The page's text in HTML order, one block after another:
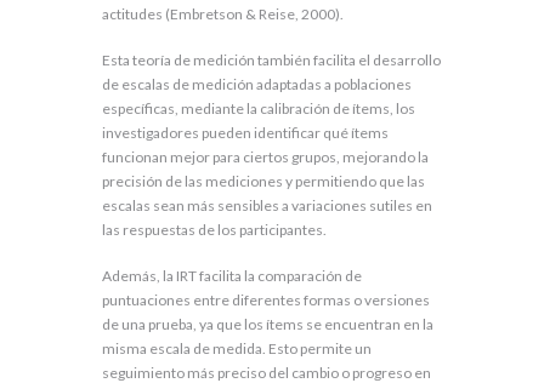
actitudes (Embretson & Reise, 2000).
Esta teoría de medición también facilita el desarrollo
de escalas de medición adaptadas a poblaciones
específicas, mediante la calibración de ítems, los
investigadores pueden identificar qué ítems
funcionan mejor para ciertos grupos, mejorando la
precisión de las mediciones y permitiendo que las
escalas sean más sensibles a variaciones sutiles en
las respuestas de los participantes.
Además, la IRT facilita la comparación de
puntuaciones entre diferentes formas o versiones
de una prueba, ya que los ítems se encuentran en la
misma escala de medida. Esto permite un
seguimiento más preciso del cambio o progreso en